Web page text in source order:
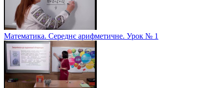
Математика. Середнє арифметичне. Урок № 1